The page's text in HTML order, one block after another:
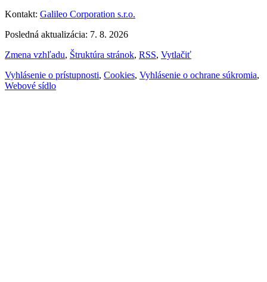
Kontakt: Galileo Corporation s.r.o.
Posledná aktualizácia: 7. 8. 2026
Zmena vzhľadu, Štruktúra stránok, RSS, Vytlačiť
Vyhlásenie o prístupnosti, Cookies, Vyhlásenie o ochrane súkromia,
Webové sídlo